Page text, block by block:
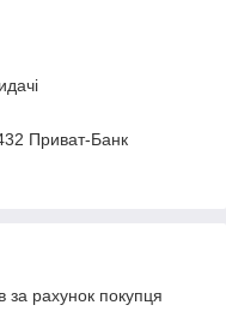
Приват-Банк
за рахунок покупця